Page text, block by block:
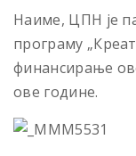
Наиме, ЦПН је
програму
финансирање
ове године.